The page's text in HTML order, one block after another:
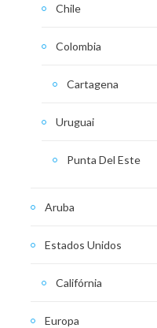
Chile
Colombia
Cartagena
Uruguai
Punta Del Este
Aruba
Estados Unidos
Califórnia
Europa